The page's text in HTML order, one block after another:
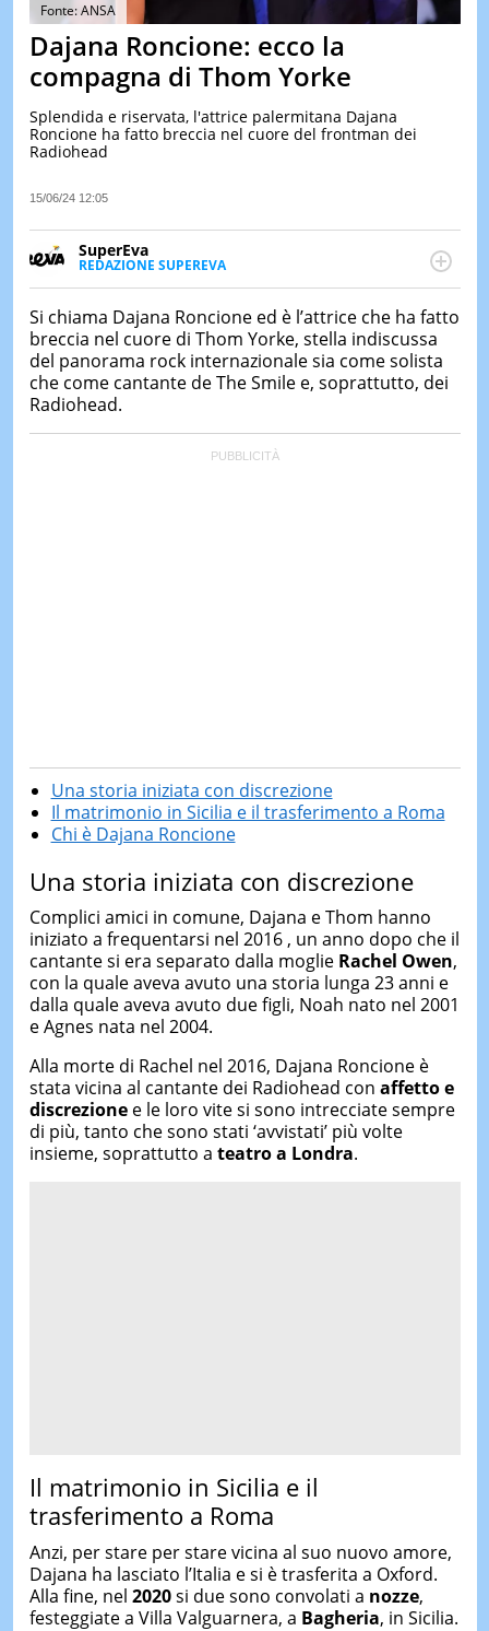
TEST
LE
DI
IERI
Fonte: ANSA
Dajana Roncione: ecco la
compagna di Thom Yorke
Splendida e riservata, l'attrice palermitana Dajana
Roncione ha fatto breccia nel cuore del frontman dei
Radiohead
15/06/24 12:05
SuperEva
REDAZIONE SUPEREVA
SuperEva è il magazine di Italiaonline dedicato a
Pensato per tutti ma soprattutto per la GenZ, molto
“social” e sempre in cerca di notizie originali. Dalle
tendenze del momento ai fatti più strani alle
scoperte più divertenti: mille storie da scoprire ogni
giorno”
Si chiama Dajana Roncione ed è l’attrice che ha fatto
breccia nel cuore di Thom Yorke, stella indiscussa
del panorama rock internazionale sia come solista
che come cantante de The Smile e, soprattutto, dei
Radiohead.
Una storia iniziata con discrezione
Il matrimonio in Sicilia e il trasferimento a Roma
Chi è Dajana Roncione
Una storia iniziata con discrezione
Complici amici in comune, Dajana e Thom hanno
iniziato a frequentarsi nel 2016 , un anno dopo che il
cantante si era separato dalla moglie Rachel Owen,
con la quale aveva avuto una storia lunga 23 anni e
dalla quale aveva avuto due figli, Noah nato nel 2001
e Agnes nata nel 2004.
Alla morte di Rachel nel 2016, Dajana Roncione è
stata vicina al cantante dei Radiohead con affetto e
discrezionee le loro vite si sono intrecciate sempre
di più, tanto che sono stati ‘avvistati’ più volte
insieme, soprattutto a teatro a Londra.
Il matrimonio in Sicilia e il
trasferimento a Roma
Anzi, per stare per stare vicina al suo nuovo amore,
Dajana ha lasciato l’Italia e si è trasferita a Oxford.
Alla fine, nel 2020si due sono convolati a nozze,
festeggiate a Villa Valguarnera, a Bagheria, in Sicilia.